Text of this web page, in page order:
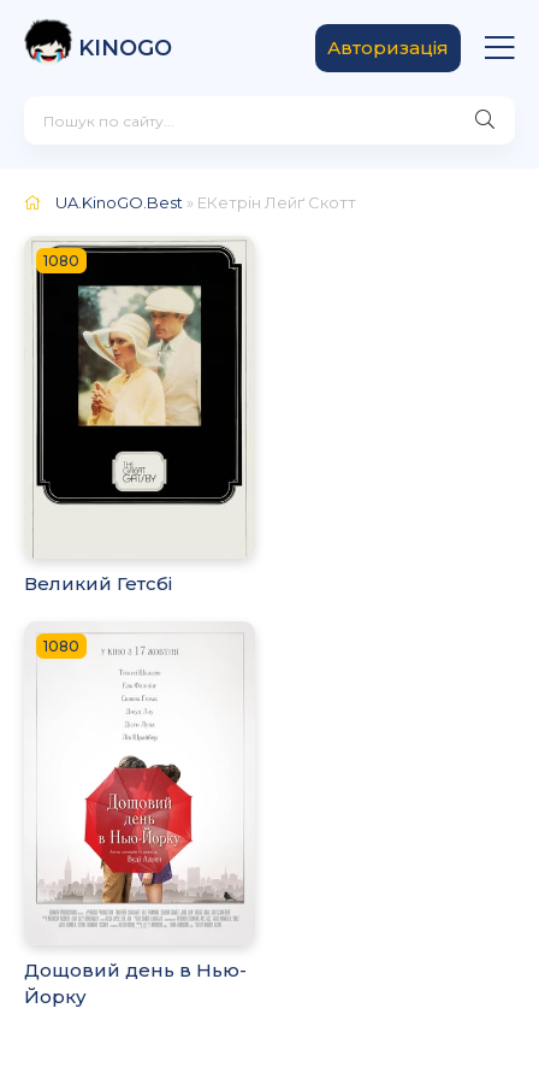
KINOGO Авторизація
UA.KinoGO.Best » ЕКетрін Лейґ Скотт
1080
Великий Гетсбі
1080
Дощовий день в Нью-
Йорку